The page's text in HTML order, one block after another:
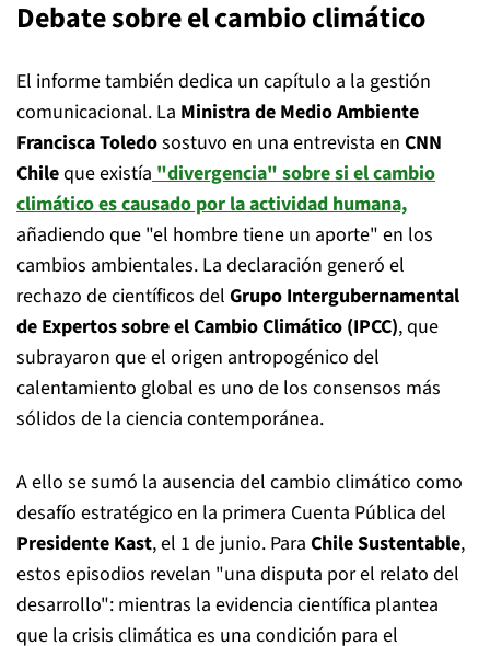
Debate sobre el cambio climático
El informe también dedica un capítulo a la gestión
comunicacional. La Ministra de Medio Ambiente
Francisca Toledosostuvo en una entrevista en CNN
Chileque existía"divergencia" sobre si el cambio
climático es causado por la actividad humana,
añadiendo que "el hombre tiene un aporte" en los
cambios ambientales. La declaración generó el
rechazo de científicos del Grupo Intergubernamental
de Expertos sobre el Cambio Climático (IPCC), que
subrayaron que el origen antropogénico del
calentamiento global es uno de los consensos más
sólidos de la ciencia contemporánea.
A ello se sumó la ausencia del cambio climático como
desafío estratégico en la primera Cuenta Pública del
Presidente Kast, el 1 de junio. Para Chile Sustentable,
estos episodios revelan "una disputa por el relato del
desarrollo": mientras la evidencia científica plantea
que la crisis climática es una condición para el